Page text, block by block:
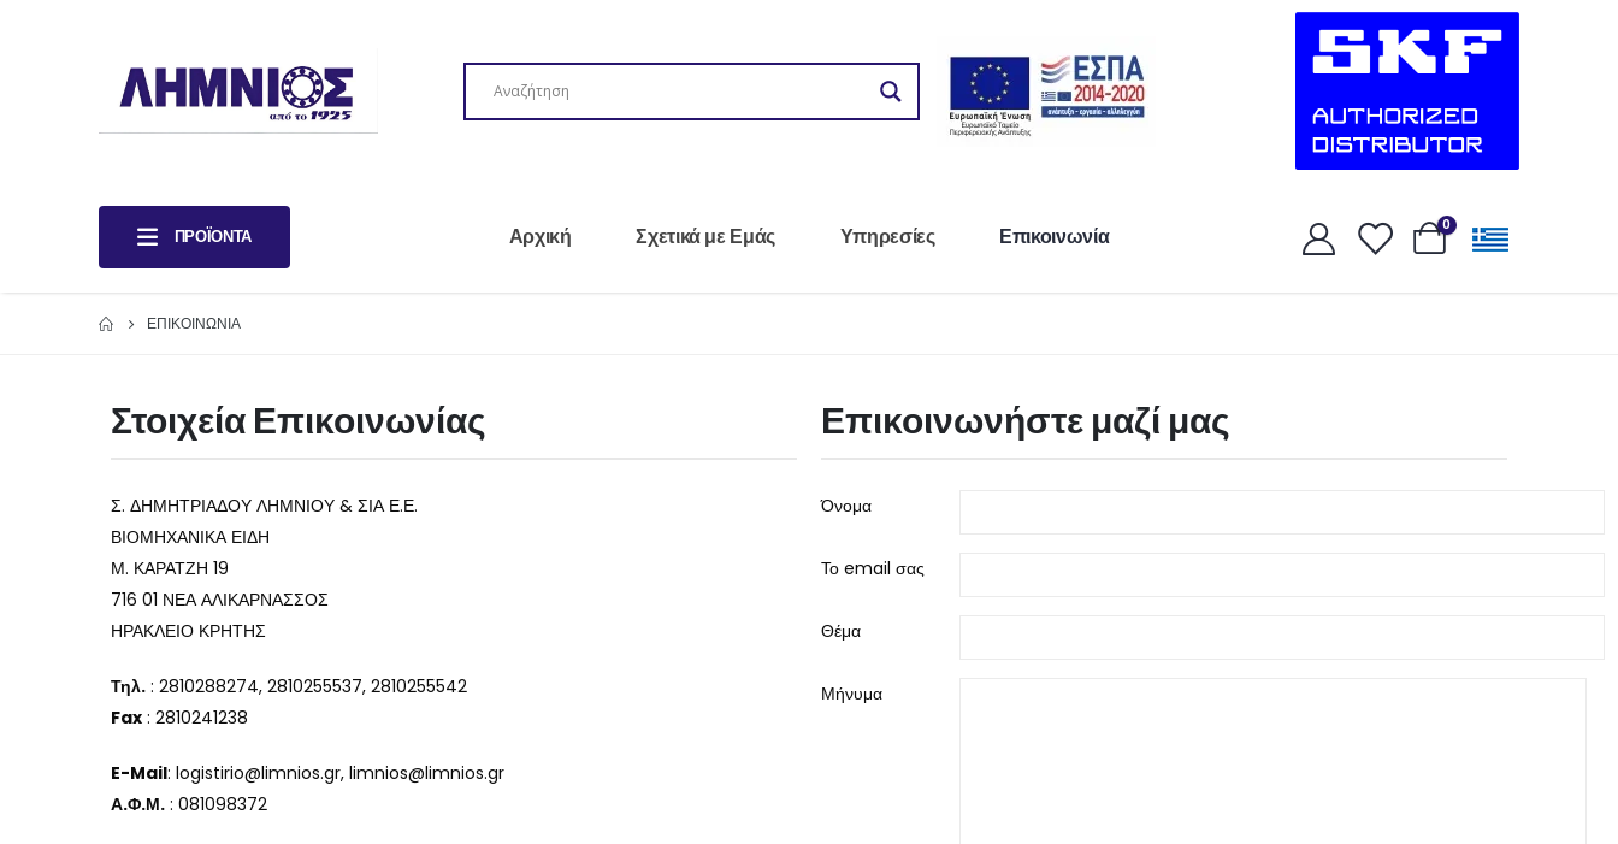
ΠΡΟΪΌΝΤΑ Αρχική Σχετικά με Εμάς Υπηρεσίες Επικοινωνία 0
ΕΠΙΚΟΙΝΩΝΊΑ
Στοιχεία Επικοινωνίας
Σ. ΔΗΜΗΤΡΙΑΔΟΥ ΛΗΜΝΙΟΥ & ΣΙΑ Ε.Ε.
ΒΙΟΜΗΧΑΝΙΚΑ ΕΙΔΗ
Μ. ΚΑΡΑΤΖΗ 19
716 01 ΝΕΑ ΑΛΙΚΑΡΝΑΣΣΟΣ
ΗΡΑΚΛΕΙΟ ΚΡΗΤΗΣ
Τηλ. : 2810288274, 2810255537, 2810255542
Fax : 2810241238
E-Mail: logistirio@limnios.gr, limnios@limnios.gr
Α.Φ.Μ. : 081098372
Επικοινωνήστε μαζί μας
Όνομα
Το email σας
Θέμα
Μήνυμα